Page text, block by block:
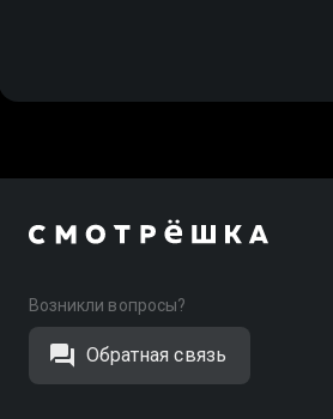
Возникли вопросы?
Обратная связь